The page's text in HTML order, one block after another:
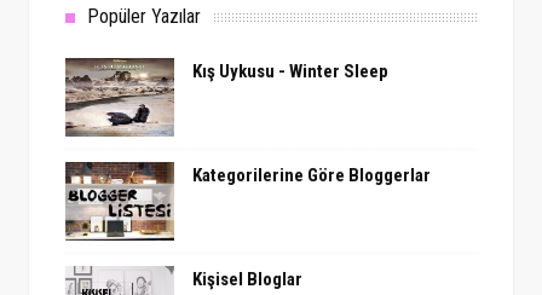
Popüler Yazılar
Kış Uykusu - Winter Sleep
Kategorilerine Göre Bloggerlar
Kişisel Bloglar